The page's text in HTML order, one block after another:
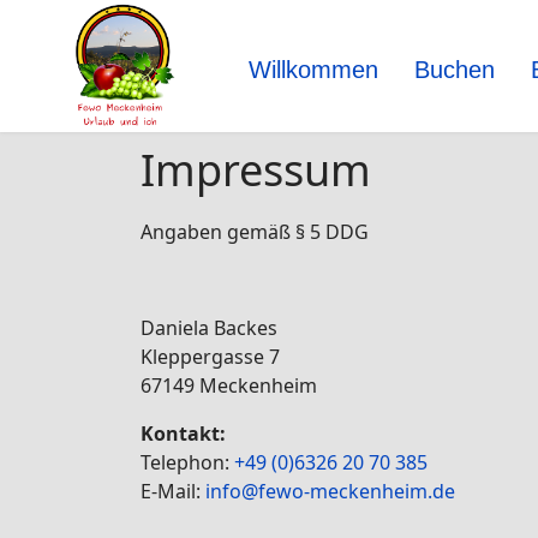
Willkommen Buchen
Impressum
Angaben gemäß § 5 DDG
Daniela Backes
Kleppergasse 7
67149 Meckenheim
Kontakt:
Telephon: +49 (0)6326 20 70 385
E-Mail: info@fewo-meckenheim.de